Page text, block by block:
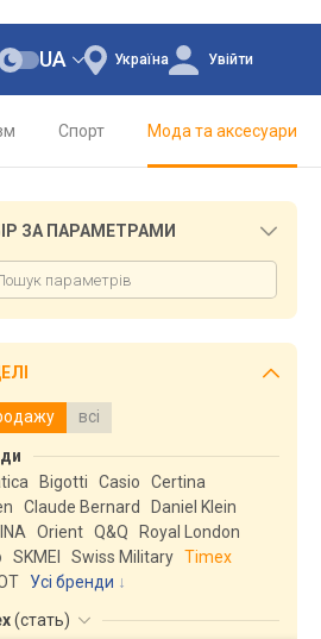
Україна
UA Увійти
Спорт Мода та аксесуари
ЗА ПАРАМЕТРАМИ
всі
Bigotti Casio
Certina
Claude Bernard
Daniel Klein
Orient Q&Q
Royal London
SKMEI Swiss Military Timex
Усі бренди
(стать)